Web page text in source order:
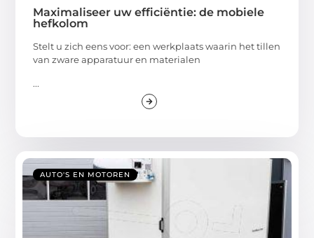
Maximaliseer uw efficiëntie: de mobiele
hefkolom
Stelt u zich eens voor: een werkplaats waarin het tillen
van zware apparatuur en materialen
...
AUTO'S EN MOTOREN